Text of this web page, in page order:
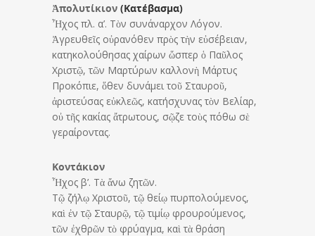
Ἀπολυτίκιον (Κατέβασμα)
Ἦχος πλ. α’. Τὸν συνάναρχον Λόγον.
Ἀγρευθεῖς οὐρανόθεν πρὸς τὴν εὐσέβειαν,
κατηκολούθησας χαίρων ὥσπερ ὁ Παῦλος
Χριστῷ, τῶν Μαρτύρων καλλονὴ Μάρτυς
Προκόπιε, ὅθεν δυνάμει τοῦ Σταυροῦ,
ἀριστεύσας εὐκλεῶς, κατήσχυνας τὸν Βελίαρ,
οὐ τῆς κακίας ἄτρωτους, σῷζε τοὺς πόθω σὲ
γεραίροντας.
Κοντάκιον
Ἦχος β’. Τὰ ἄνω ζητῶν.
Τῷ ζήλῳ Χριστοῦ, τῷ θείῳ πυρπολούμενος,
καὶ ἐν τῷ Σταυρῷ, τῷ τιμίῳ φρουρούμενος,
τῶν ἐχθρῶν τὸ φρύαγμα, καὶ τὰ θράση